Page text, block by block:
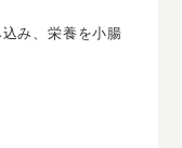
み、栄養を小腸